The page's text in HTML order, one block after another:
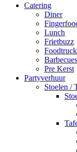
Catering
Diner
Lunch
Frietbuzz
Foodtruck
Barbecues
Pre Kerst
Partyverhuur
Stoelen /